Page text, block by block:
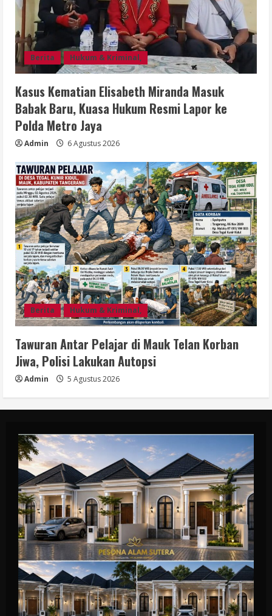
Berita Hukum & Kriminal,
Kasus Kematian Elisabeth Miranda Masuk
Babak Baru, Kuasa Hukum Resmi Lapor ke
Polda Metro Jaya
Admin 6 Agustus 2026
Berita Hukum & Kriminal,
Tawuran Antar Pelajar di Mauk Telan Korban
Jiwa, Polisi Lakukan Autopsi
Admin 5 Agustus 2026